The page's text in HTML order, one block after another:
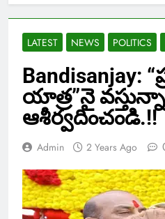
LATEST NEWS POLITICS
Bandisanjay:
యాత్ర”నై
ఆశీర్వదించండి.!!
Admin 2 Years Ago